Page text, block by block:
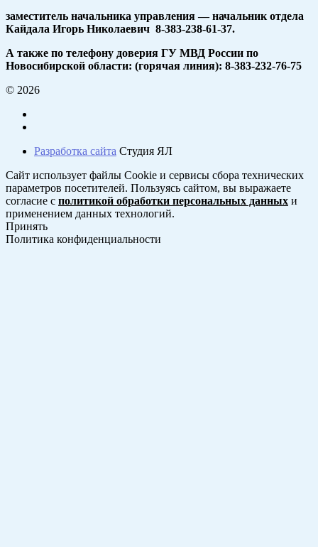
заместитель начальника управления — начальник отдела
Кайдала Игорь Николаевич 8-383-238-61-37.
А также по телефону доверия ГУ МВД России по
Новосибирской области: (горячая линия): 8-383-232-76-75
© 2026
Разработка сайта Студия ЯЛ
Сайт использует файлы Cookie и сервисы сбора технических
параметров посетителей. Пользуясь сайтом, вы выражаете
согласие с политикой обработки персональных данных и
применением данных технологий.
Принять
Политика конфиденциальности